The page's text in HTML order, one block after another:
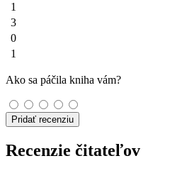
1
3
0
1
Ako sa páčila kniha vám?
Pridať recenziu
Recenzie čitateľov